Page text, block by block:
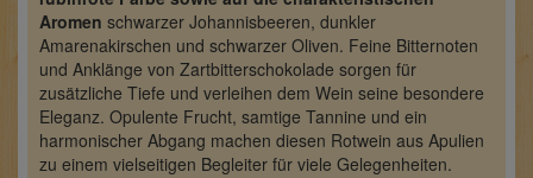
Aromen schwarzer Johannisbeeren, dunkler
Amarenakirschen und schwarzer Oliven. Feine Bitternoten
und Anklänge von Zartbitterschokolade sorgen für
zusätzliche Tiefe und verleihen dem Wein seine besondere
Eleganz. Opulente Frucht, samtige Tannine und ein
harmonischer Abgang machen diesen Rotwein aus Apulien
zu einem vielseitigen Begleiter für viele Gelegenheiten.